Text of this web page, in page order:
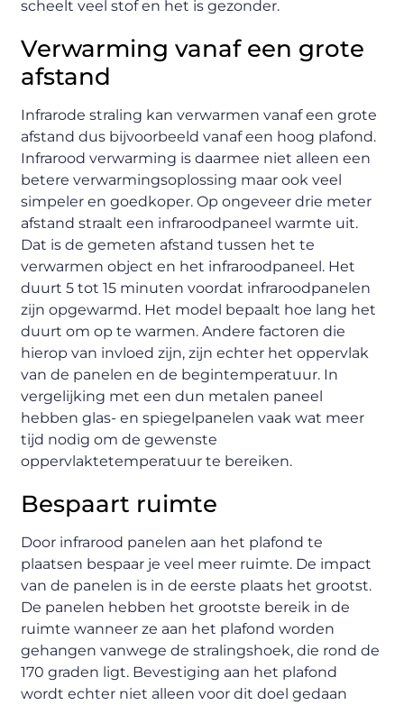
scheelt veel stof en het is gezonder.
Verwarming vanaf een grote
afstand
Infrarode straling kan verwarmen vanaf een grote
afstand dus bijvoorbeeld vanaf een hoog plafond.
Infrarood verwarming is daarmee niet alleen een
betere verwarmingsoplossing maar ook veel
simpeler en goedkoper. Op ongeveer drie meter
afstand straalt een infraroodpaneel warmte uit.
Dat is de gemeten afstand tussen het te
verwarmen object en het infraroodpaneel. Het
duurt 5 tot 15 minuten voordat infraroodpanelen
zijn opgewarmd. Het model bepaalt hoe lang het
duurt om op te warmen. Andere factoren die
hierop van invloed zijn, zijn echter het oppervlak
van de panelen en de begintemperatuur. In
vergelijking met een dun metalen paneel
hebben glas- en spiegelpanelen vaak wat meer
tijd nodig om de gewenste
oppervlaktetemperatuur te bereiken.
Bespaart ruimte
Door infrarood panelen aan het plafond te
plaatsen bespaar je veel meer ruimte. De impact
van de panelen is in de eerste plaats het grootst.
De panelen hebben het grootste bereik in de
ruimte wanneer ze aan het plafond worden
gehangen vanwege de stralingshoek, die rond de
170 graden ligt. Bevestiging aan het plafond
wordt echter niet alleen voor dit doel gedaan